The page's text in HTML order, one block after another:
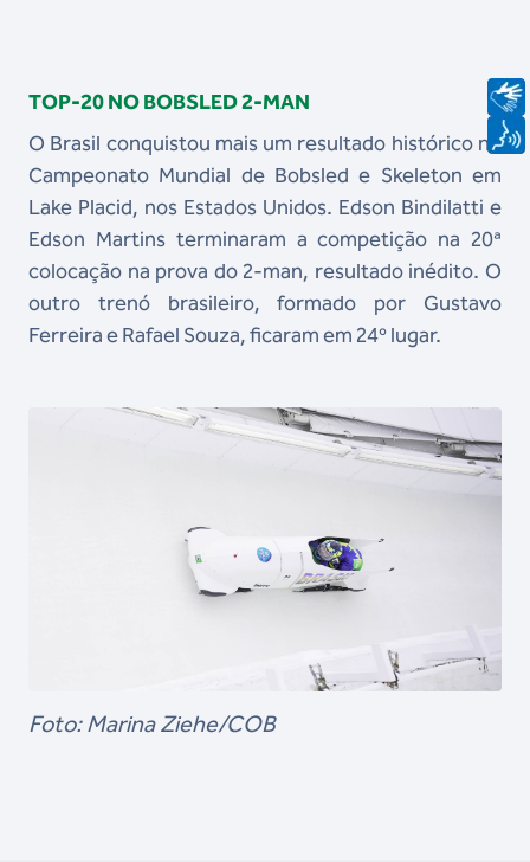
TOP-20 NO BOBSLED 2-MAN
O Brasil conquistou mais um resultado histórico no
Campeonato Mundial de Bobsled e Skeleton em
Lake Placid, nos Estados Unidos. Edson Bindilatti e
Edson Martins terminaram a competição na 20ª
colocação na prova do 2-man, resultado inédito. O
outro trenó brasileiro, formado por Gustavo
Ferreira e Rafael Souza, ficaram em 24º lugar.
Foto: Marina Ziehe/COB